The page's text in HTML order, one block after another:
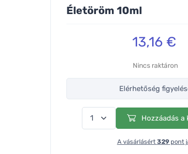
Életöröm 10ml
13,16 €
Nincs raktáron
Elérhetőség
Hozzáadás a
A vásárlásért 329pont